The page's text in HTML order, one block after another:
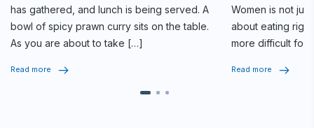
has gathered, and lunch is being served. A
bowl of spicy prawn curry sits on the table.
As you are about to take […]
Read more
Women is not
about eating
more difficult for
Read more